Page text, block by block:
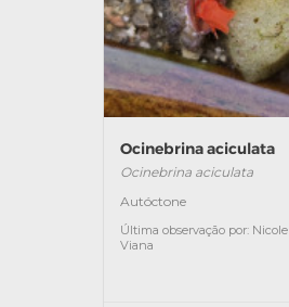
Ocinebrina aciculata
Ocinebrina aciculata
Autóctone
Última observação por: Nicole
Viana